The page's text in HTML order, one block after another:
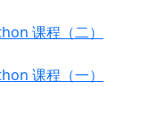
课程（二）
课程（一）